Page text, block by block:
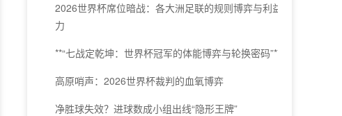
2026世界杯席位暗战：各大洲足联的规则博弈与利益角
力
**“七战定乾坤：世界杯冠军的体能博弈与轮换密码”**
高原哨声：2026世界杯裁判的血氧博弈
净胜球失效？进球数成小组出线“隐形王牌”